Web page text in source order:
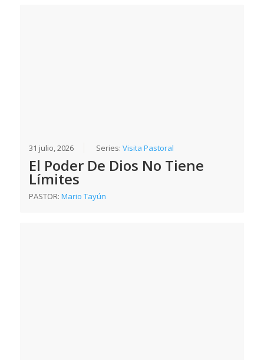
31 julio, 2026 Series:Visita Pastoral
El Poder De Dios No Tiene
Límites
PASTOR:Mario Tayún